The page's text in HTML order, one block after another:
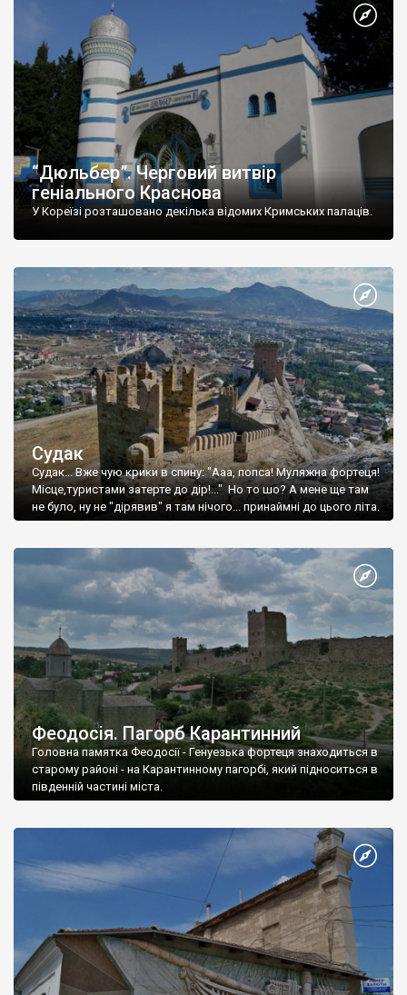
“Дюльбер”. Черговий витвір
геніального Краснова
У Кореїзі розташовано декілька відомих Кримських палаців.
Судак
Судак... Вже чую крики в спину: "Ааа, попса! Муляжна фортеця!
Місце,туристами затерте до дір!..." Но то шо? А мене ще там
не було, ну не "дірявив" я там нічого... принаймні до цього літа.
Феодосія. Пагорб Карантинний
Головна памятка Феодосії - Генуезька фортеця знаходиться в
старому районі - на Карантинному пагорбі, який підноситься в
південній частині міста.